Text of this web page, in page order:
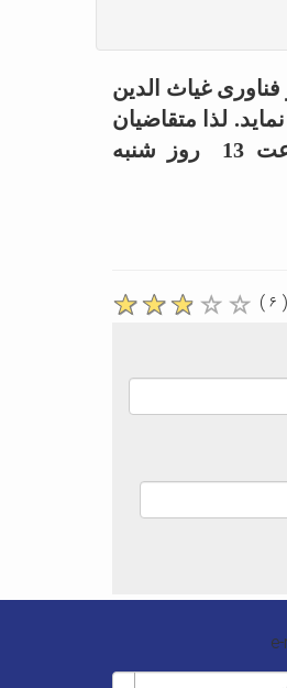
غیاث الدین
واگذار نماید. لذا متقاضیان
محترم می‌توانند برای دریافت شرایط و آگاهی بیشتر به حوزه مدیریت مطالعات اقتصادی دانشگاه کاشان تا ساعت 13 روز شنبه
( ۶ )